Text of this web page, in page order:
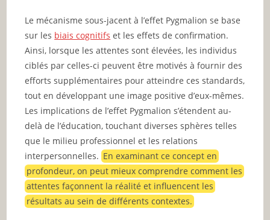
Le mécanisme sous-jacent à l’effet Pygmalion se base
sur les biais cognitifs et les effets de confirmation.
Ainsi, lorsque les attentes sont élevées, les individus
ciblés par celles-ci peuvent être motivés à fournir des
efforts supplémentaires pour atteindre ces standards,
tout en développant une image positive d’eux-mêmes.
Les implications de l’effet Pygmalion s’étendent au-
delà de l’éducation, touchant diverses sphères telles
que le milieu professionnel et les relations
interpersonnelles.En examinant ce concept en
profondeur, on peut mieux comprendre comment les
attentes façonnent la réalité et influencent les
résultats au sein de différents contextes.